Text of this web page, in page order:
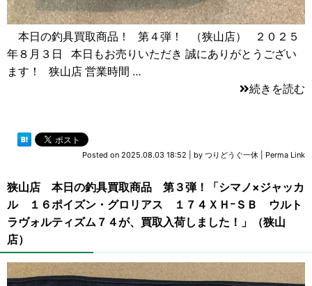
本日の釣具買取商品！ 第４弾！ （狭山店） ２０２５
年８月３日 本日もお売りいただき 誠にありがとうござい
ます！ 狭山店 営業時間 …
続きを読む
Posted on 2025.08.03 18:52 by つりどうぐ一休 Perma Link
狭山店 本日の釣具買取商品 第３弾！「シマノ×ジャッカ
ル １６ポイズン・グロリアス １７４ＸＨｰＳＢ ウルト
ラヴォルティズム７４が、買取入荷しました！」（狭山
店）